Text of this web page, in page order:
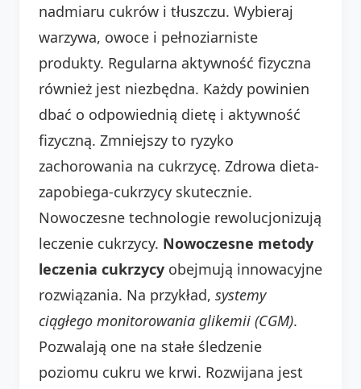
nadmiaru cukrów i tłuszczu. Wybieraj
warzywa, owoce i pełnoziarniste
produkty. Regularna aktywność fizyczna
również jest niezbędna. Każdy powinien
dbać o odpowiednią dietę i aktywność
fizyczną. Zmniejszy to ryzyko
zachorowania na cukrzycę. Zdrowa dieta-
zapobiega-cukrzycy skutecznie.
Nowoczesne technologie rewolucjonizują
leczenie cukrzycy. Nowoczesne metody
leczenia cukrzycy obejmują innowacyjne
rozwiązania. Na przykład, systemy
ciągłego monitorowania glikemii (CGM).
Pozwalają one na stałe śledzenie
poziomu cukru we krwi. Rozwijana jest